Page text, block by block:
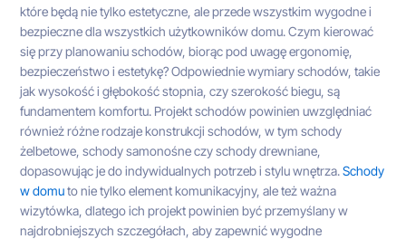
które będą nie tylko estetyczne, ale przede wszystkim wygodne i
bezpieczne dla wszystkich użytkowników domu. Czym kierować
się przy planowaniu schodów, biorąc pod uwagę ergonomię,
bezpieczeństwo i estetykę? Odpowiednie wymiary schodów, takie
jak wysokość i głębokość stopnia, czy szerokość biegu, są
fundamentem komfortu. Projekt schodów powinien uwzględniać
również różne rodzaje konstrukcji schodów, w tym schody
żelbetowe, schody samonośne czy schody drewniane,
dopasowując je do indywidualnych potrzeb i stylu wnętrza.Schody
w domuto nie tylko element komunikacyjny, ale też ważna
wizytówka, dlatego ich projekt powinien być przemyślany w
najdrobniejszych szczegółach, aby zapewnić wygodne